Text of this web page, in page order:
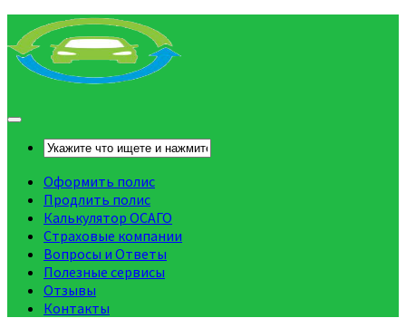
Оформить полис
Продлить полис
Калькулятор ОСАГО
Страховые компании
Вопросы и Ответы
Полезные сервисы
Отзывы
Контакты